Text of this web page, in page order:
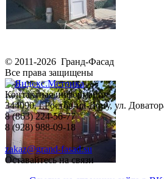
© 2011-2026 Гранд-Фасад
Все права защищены
Контактная информация
344090, г.Ростов-на-Дону, ул.
8 (863) 224-56-77
8 (928) 988-09-18
zakaz@grand-fasad.su
Оставайтесь на связи